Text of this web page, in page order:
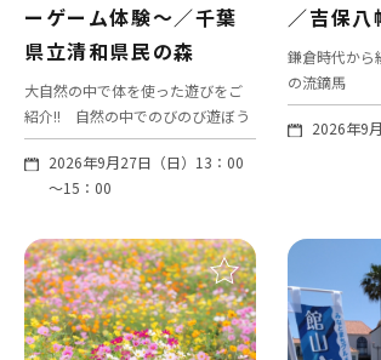
ーゲーム体験～／千葉
県立清和県民の森
大自然の中で体を使った遊びをご
紹介!! 自然の中でのびのび遊ぼう
2026年9月27日（日）13：00
～15：00
／吉保八
鎌倉時代から
の流鏑馬
2026年9